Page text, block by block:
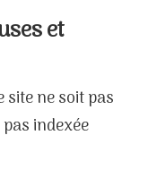
et
site ne soit pas
indexée